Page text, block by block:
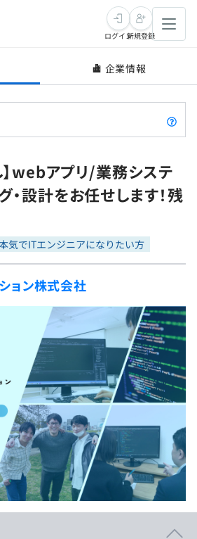
ログイン新規登録
企業情報
webアプリ/業務システ
設計をお任せします！残
気でITエンジニアになりたい方
ョン株式会社